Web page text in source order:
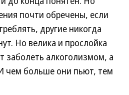
почти обречены, если
другие никогда
Но велика и прослойка
заболеть алкоголизмом, а
чем больше они пьют, тем